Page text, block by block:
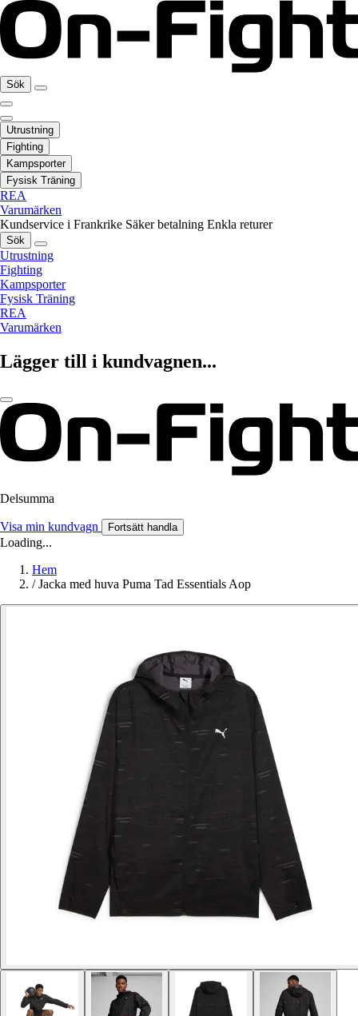
Sök
Utrustning
Fighting
Kampsporter
Fysisk Träning
REA
Varumärken
Kundservice i Frankrike Säker betalning Enkla returer
Sök
Utrustning
Fighting
Kampsporter
Fysisk Träning
REA
Varumärken
Lägger till i kundvagnen...
Delsumma
Visa min kundvagn Fortsätt handla
Loading...
Hem
/ Jacka med huva Puma Tad Essentials Aop